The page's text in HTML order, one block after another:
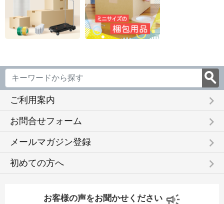
ご利用案内 keyboard_arrow_right
お問合せフォーム keyboard_arrow_right
メールマガジン登録 keyboard_arrow_right
初めての方へ keyboard_arrow_right
お客様の声をお聞かせください